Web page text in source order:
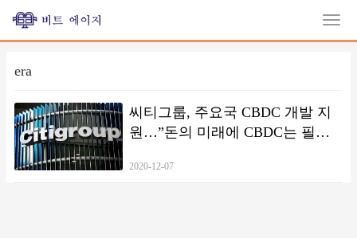
era
씨티그룹, 주요국 CBDC 개발 지
원…”돈의 미래에 CBDC는 필연
2020-12-07